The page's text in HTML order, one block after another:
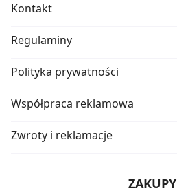
Kontakt
Regulaminy
Polityka prywatności
Współpraca reklamowa
Zwroty i reklamacje
ZAKUPY